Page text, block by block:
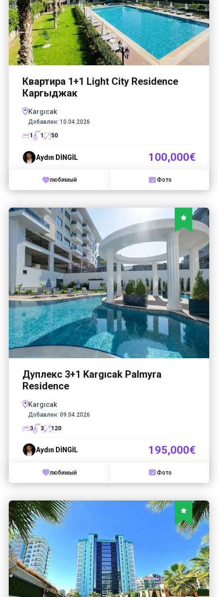
Квартира 1+1 Light City Residence
Каргыджак
Kargıcak
Добавлен: 10.04.2026
1
1 50
Aydın DİNGİL 100,000€
любимый Фото
Дуплекс 3+1 Kargıcak Palmyra
Residence
Kargıcak
Добавлен: 09.04.2026
3
3 120
Aydın DİNGİL 195,000€
любимый Фото